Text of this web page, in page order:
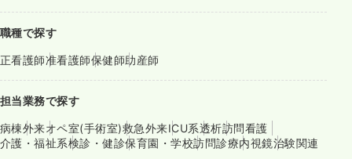
職種で探す
正看護師准看護師保健師助産師
担当業務で探す
病棟外来オペ室(手術室)救急外来ICU系透析訪問看護
介護・福祉系検診・健診保育園・学校訪問診療内視鏡治験関連